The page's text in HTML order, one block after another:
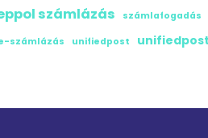
számlázás számlafogadás
számlázás unifiedpost